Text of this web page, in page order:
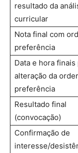
resultado da
curricular
Nota final com
preferência
Data e hora finais
alteração da
preferência
Resultado final
(convocação)
Confirmação de
interesse/